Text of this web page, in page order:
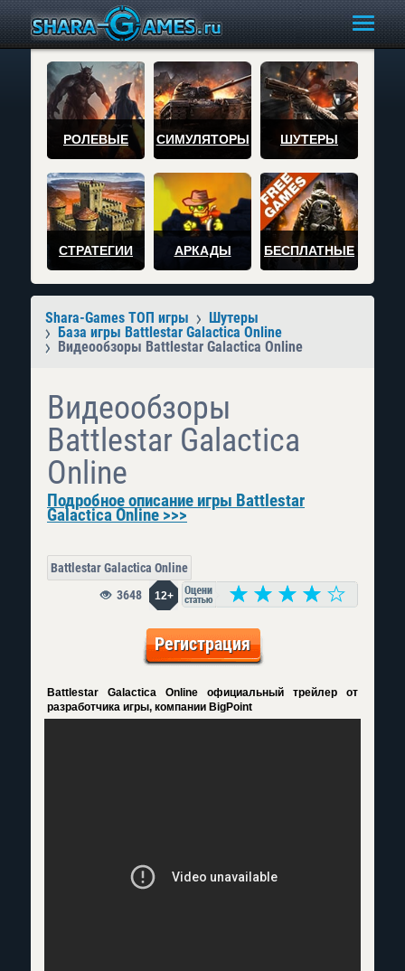
РОЛЕВЫЕ СИМУЛЯТОРЫ ШУТЕРЫ
СТРАТЕГИИ АРКАДЫ БЕСПЛАТНЫЕ
Shara-Games ТОП игры
Шутеры
База игры Battlestar Galactica Online
Видеообзоры Battlestar Galactica Online
Видеообзоры
Battlestar Galactica
Online
Подробное описание игры Battlestar
Galactica Online >>>
Battlestar Galactica Online
12+
3648
Регистрация
Battlestar Galactica Online официальный трейлер от
разработчика игры, компании BigPoint